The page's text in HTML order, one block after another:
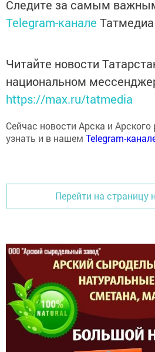
Telegram-каналеТатмедиа
национальном
https://max.ru/tatmedia
узнать и в нашемTelegram-
Перейти на страницу